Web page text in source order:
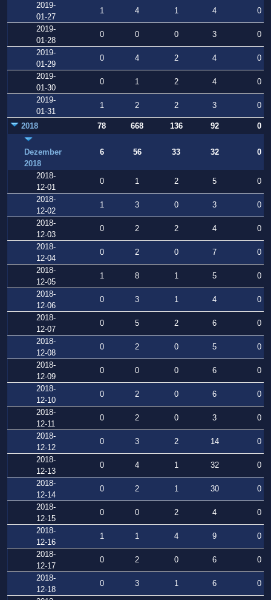
2019-
01-27
1 4 1 4
0
2019-
01-28
0 0 0 3
0
2019-
01-29
0 4 2 4
0
2019-
01-30
0 1 2 4
0
2019-
01-31
1 2 2 3 0
2018 78 668 136 92 0
Dezember
2018
6 56 33 32 0
2018-
12-01
0 1 2 5
0
2018-
12-02
1 3 0 3
0
2018-
12-03
0 2 2 4
0
2018-
12-04
0 2 0 7
0
2018-
12-05
1 8 1 5
0
2018-
12-06
0 3 1 4
0
2018-
12-07
0 5 2 6
0
2018-
12-08
0 2 0 5
0
2018-
12-09
0 0 0 6
0
2018-
12-10
0 2 0 6
0
2018-
12-11
0 2 0 3
0
2018-
12-12
0 3 2 14
0
2018-
12-13
0 4 1 32
0
2018-
12-14
0 2 1 30
0
2018-
12-15
0 0 2 4
0
2018-
12-16
1 1 4 9
0
2018-
12-17
0 2 0 6
0
2018-
12-18
0 3 1 6
0